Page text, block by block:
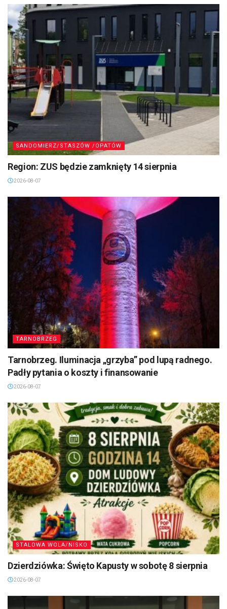
SANDOMIERZ/STASZÓW /OPATÓW
Region: ZUS będzie zamknięty 14 sierpnia
2026-08-07
TARNOBRZEG
Tarnobrzeg. Iluminacja „grzyba” pod lupą radnego.
Padły pytania o koszty i finansowanie
2026-08-07
STALOWA WOLA/NISKO
Dzierdziówka: Święto Kapusty w sobotę 8 sierpnia
2026-08-07